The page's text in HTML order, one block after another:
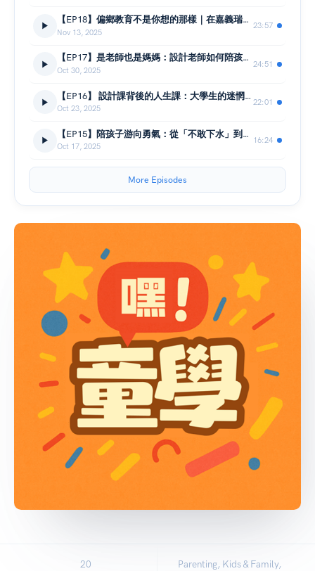
【EP18】偏鄉教育不是你想的那樣｜在嘉義瑞里的山區教書，老師看見了什麼？
Nov 13, 2025
23:57
【EP17】是老師也是媽媽：設計老師如何陪孩子探索世界 feat.以恬老師
Oct 30, 2025
24:51
【EP16】 設計課背後的人生課：大學生的迷惘與成長 feat.以恬老師
Oct 23, 2025
22:01
【EP15】陪孩子游向勇氣：從「不敢下水」到「自己漂起來」 feat.小明教練
Oct 17, 2025
16:24
More Episodes
20
Parenting, Kids & Family,